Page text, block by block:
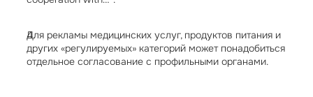
Для рекламы медицинских услуг, продуктов питания и
других «регулируемых» категорий может понадобиться
отдельное согласование с профильными органами.